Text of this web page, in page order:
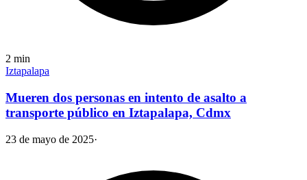
2 min
Iztapalapa
Mueren dos personas en intento de asalto a
transporte público en Iztapalapa, Cdmx
23 de mayo de 2025·